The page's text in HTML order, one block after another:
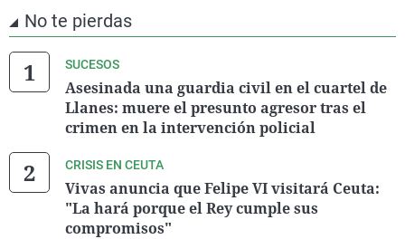
No te pierdas
SUCESOS
Asesinada una guardia civil en el cuartel de
Llanes: muere el presunto agresor tras el
crimen en la intervención policial
CRISIS EN CEUTA
Vivas anuncia que Felipe VI visitará Ceuta:
"La hará porque el Rey cumple sus
compromisos"